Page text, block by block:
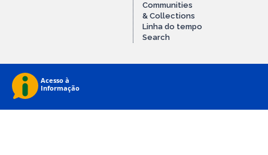
Communities
& Collections
Linha do tempo
Search